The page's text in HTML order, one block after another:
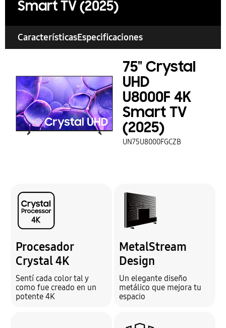
Smart TV (2025)
CaracterísticasEspecificaciones
75" Crystal
UHD
U8000F 4K
Smart TV
(2025)
UN75U8000FGCZB
Procesador
Crystal 4K
Sentí cada color tal y
como fue creado en un
potente 4K
MetalStream
Design
Un elegante diseño
metálico que mejora tu
espacio